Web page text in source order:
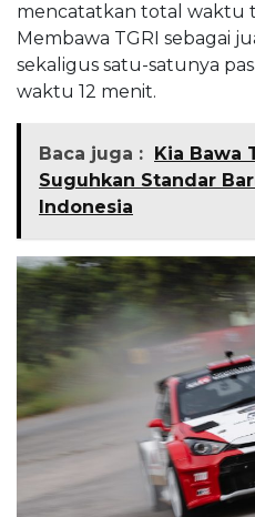
mencatatkan total waktu
Membawa TGRI sebagai
sekaligus satu-satunya
waktu 12 menit.
Baca juga : Kia Bawa
Suguhkan Standar
Indonesia